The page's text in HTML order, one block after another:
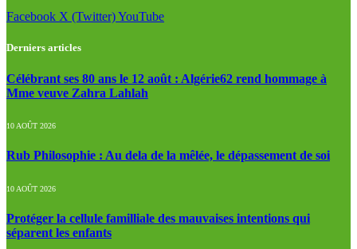
Facebook X (Twitter)YouTube
Derniers articles
Célébrant ses 80 ans le 12 août : Algérie62 rend hommage à
Mme veuve Zahra Lahlah
10 AOÛT 2026
Rub Philosophie : Au dela de la mêlée, le dépassement de soi
10 AOÛT 2026
Protéger la cellule familliale des mauvaises intentions qui
séparent les enfants